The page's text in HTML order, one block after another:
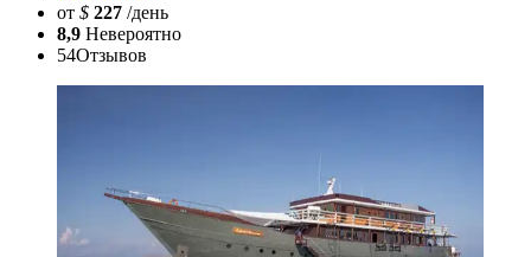
от $ 227 /день
8,9 Невероятно
54Отзывов